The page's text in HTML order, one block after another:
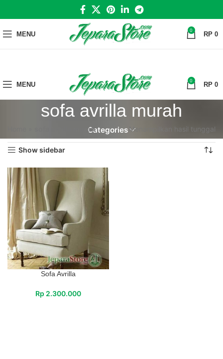
MENU 0 RP 0
MENU 0 RP 0
sofa avrilla murah
Categories
sofa avrilla murah Menampilkan hasil tunggal
Show sidebar
Sofa Avrilla
Rp 2.300.000